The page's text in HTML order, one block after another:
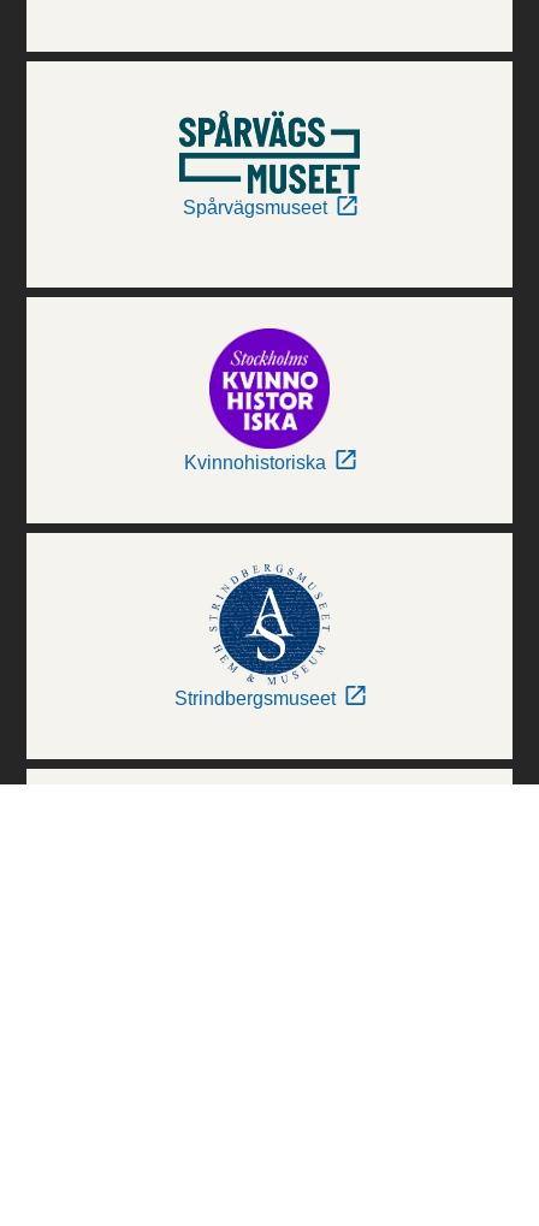
Spårvägsmuseet
Kvinnohistoriska
Strindbergsmuseet